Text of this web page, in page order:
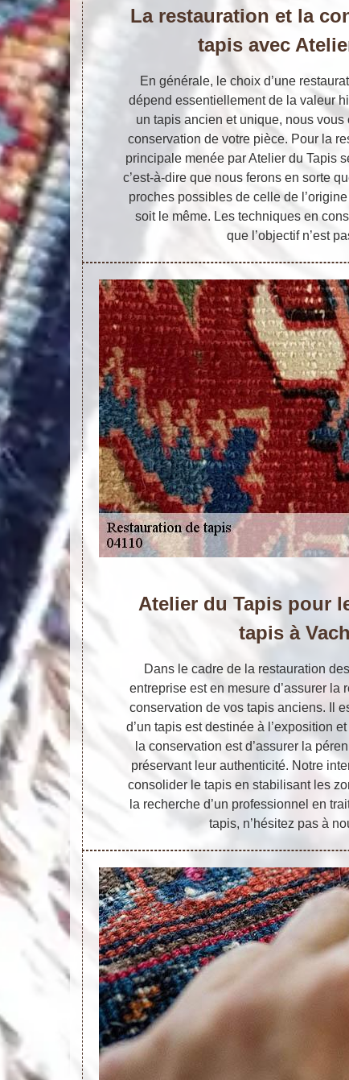
La restauration et la
tapis avec
En générale, le choix d’une
dépend essentiellement de la valeur
un tapis ancien et unique, nous vous
conservation de votre pièce. Pour la
principale menée par Atelier du Tapis
c’est-à-dire que nous ferons en sorte
proches possibles de celle de
soit le même. Les techniques en
que l’objectif n’est
Atelier du Tapis pour
tapis à
Dans le cadre de la restauration
entreprise est en mesure d’assurer la
conservation de vos tapis anciens. Il
d’un tapis est destinée à l’exposition
la conservation est d’assurer la
préservant leur authenticité. Notre
consolider le tapis en stabilisant les
la recherche d’un professionnel en
tapis, n’hésitez pas à